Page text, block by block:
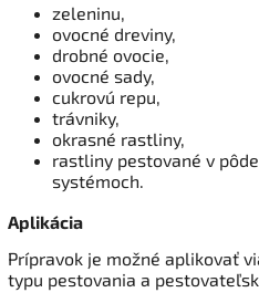
zeleninu,
ovocné dreviny,
drobné ovocie,
ovocné sady,
cukrovú repu,
trávniky,
okrasné rastliny,
rastliny pestované v
systémoch.
Aplikácia
Prípravok je možné aplikovať
typu pestovania a